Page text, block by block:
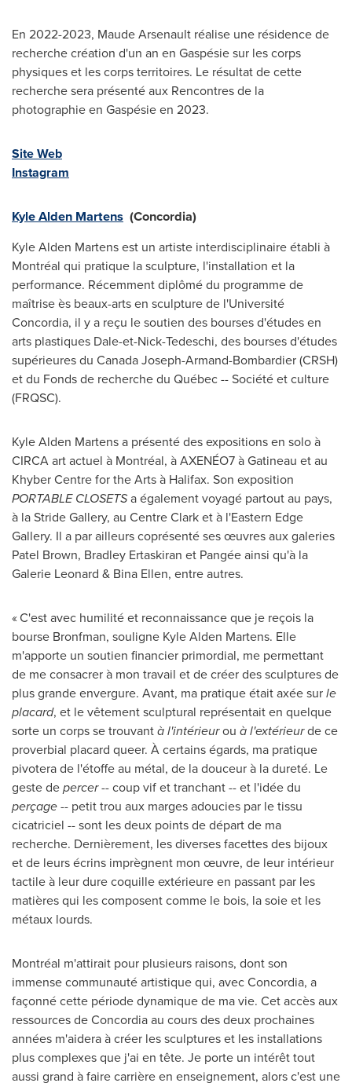
En 2022-2023, Maude Arsenault réalise une résidence de
recherche création d'un an en Gaspésie sur les corps
physiques et les corps territoires. Le résultat de cette
recherche sera présenté aux Rencontres de la
photographie en Gaspésie en 2023.
Site Web
Instagram
Kyle Alden Martens (Concordia)
Kyle Alden Martens est un artiste interdisciplinaire établi à
Montréal qui pratique la sculpture, l'installation et la
performance. Récemment diplômé du programme de
maîtrise ès beaux-arts en sculpture de l'Université
Concordia, il y a reçu le soutien des bourses d'études en
arts plastiques Dale-et-Nick-Tedeschi, des bourses d'études
supérieures du Canada Joseph-Armand-Bombardier (CRSH)
et du Fonds de recherche du Québec -- Société et culture
(FRQSC).
Kyle Alden Martens a présenté des expositions en solo à
CIRCA art actuel à Montréal, à AXENÉO7 àGatineau et au
Khyber Centre for the Arts à Halifax. Son exposition
PORTABLE CLOSETSa également voyagé partout au pays,
à la Stride Gallery, au Centre Clark et à l'Eastern Edge
Gallery. Il a par ailleurs coprésenté ses œuvres aux galeries
Patel Brown, Bradley Ertaskiran et Pangée ainsi qu'à la
Galerie Leonard & Bina Ellen, entre autres.
« C'est avec humilité et reconnaissance que je reçois la
bourse Bronfman, souligne Kyle Alden Martens. Elle
m'apporte un soutien financier primordial, me permettant
de me consacrer à mon travail et de créer des sculptures de
plus grande envergure. Avant, ma pratique était axée surle
placard, et le vêtement sculptural représentait en quelque
sorte un corps se trouvantà l'intérieurou à l'extérieurde ce
proverbial placard queer. À certains égards, ma pratique
pivotera de l'étoffe au métal, de la douceur à la dureté. Le
geste depercer-- coup vif et tranchant -- et l'idée du
perçage-- petit trou aux marges adoucies par le tissu
cicatriciel -- sont les deux points de départ de ma
recherche. Dernièrement, les diverses facettes des bijoux
et de leurs écrins imprègnent mon œuvre, de leur intérieur
tactile à leur dure coquille extérieure en passant par les
matières qui les composent comme le bois, la soie et les
métaux lourds.
Montréal m'attirait pour plusieurs raisons, dont son
immense communauté artistique qui, avecConcordia, a
façonné cette période dynamique de ma vie. Cet accès aux
ressources deConcordiaau cours des deux prochaines
années m'aidera à créer les sculptures et les installations
plus complexes que j'ai en tête. Je porte un intérêt tout
aussi grand à faire carrière en enseignement, alors c'est une